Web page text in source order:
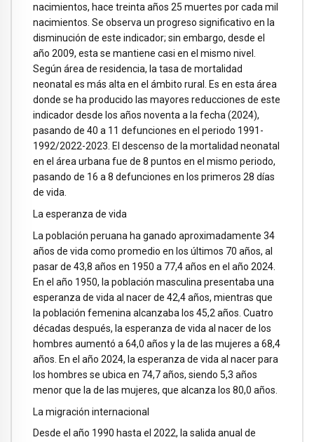
nacimientos, hace treinta años 25 muertes por cada mil
nacimientos. Se observa un progreso significativo en la
disminución de este indicador; sin embargo, desde el
año 2009, esta se mantiene casi en el mismo nivel.
Según área de residencia, la tasa de mortalidad
neonatal es más alta en el ámbito rural. Es en esta área
donde se ha producido las mayores reducciones de este
indicador desde los años noventa a la fecha (2024),
pasando de 40 a 11 defunciones en el periodo 1991-
1992/2022-2023. El descenso de la mortalidad neonatal
en el área urbana fue de 8 puntos en el mismo periodo,
pasando de 16 a 8 defunciones en los primeros 28 días
de vida.
La esperanza de vida
La población peruana ha ganado aproximadamente 34
años de vida como promedio en los últimos 70 años, al
pasar de 43,8 años en 1950 a 77,4 años en el año 2024.
En el año 1950, la población masculina presentaba una
esperanza de vida al nacer de 42,4 años, mientras que
la población femenina alcanzaba los 45,2 años. Cuatro
décadas después, la esperanza de vida al nacer de los
hombres aumentó a 64,0 años y la de las mujeres a 68,4
años. En el año 2024, la esperanza de vida al nacer para
los hombres se ubica en 74,7 años, siendo 5,3 años
menor que la de las mujeres, que alcanza los 80,0 años.
La migración internacional
Desde el año 1990 hasta el 2022, la salida anual de